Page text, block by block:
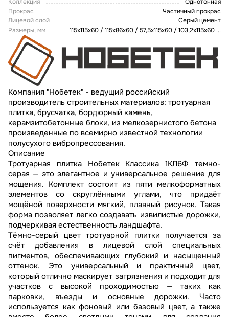
Коллекция
Однотонная
Прокрас
Частичный прокрас
Лицевой слой
Серый цемент
Размеры, мм
115х115х60 / 115х86х60 / 57,5x115x60 / 103,2x115x60...
Компания "Нобетек" - ведущий российский
производитель строительных материалов: тротуарная
плитка, брусчатка, бордюрный камень,
керамзитобетонные блоки, из мелкозернистого бетона
произведенные по всемирно известной технологии
полусухого вибропрессования.
Описание
Тротуарная плитка Нобетек Классика 1КЛ6Ф темно-
серая — это элегантное и универсальное решение для
мощения. Комплект состоит из пяти мелкоформатных
элементов со скруглёнными углами, что придаёт
мощёной поверхности мягкий, плавный рисунок. Такая
форма позволяет легко создавать извилистые дорожки,
подчеркивая естественность ландшафта.
Тёмно-серый цвет тротуарной плитки получается за
счёт добавления в лицевой слой специальных
пигментов, обеспечивающих глубокий и насыщенный
оттенок. Это универсальный и практичный цвет,
который отлично маскирует загрязнения и подходит для
участков с высокой проходимостью — таких как
парковки, въезды и основные дорожки. Часто
используется как фоновый или базовый цвет, а также